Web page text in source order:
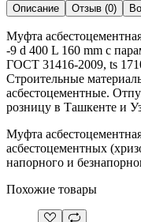
Описание
Отзыв (0)
Муфта
-9 d 400 L 160 mm с
ГОСТ 31416-2009, ts
Строительные
асбестоцементные.
розницу в Ташкенте и
Муфта
асбестоцементных
напорного и
Похожие товары